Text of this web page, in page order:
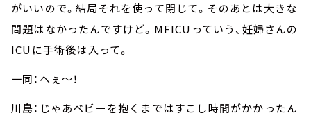
がいいので。結局それを使って閉じて。そのあとは大きな
問題はなかったんですけど。MFICUっていう、妊婦さんの
ICUに手術後は入って。
一同：へぇ～！
川島：じゃあベビーを抱くまではすこし時間がかかったん